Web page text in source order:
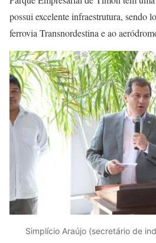
possui excelente infraestrutura, sendo
ferrovia Transnordestina e ao
Simplício Araújo (secretário de